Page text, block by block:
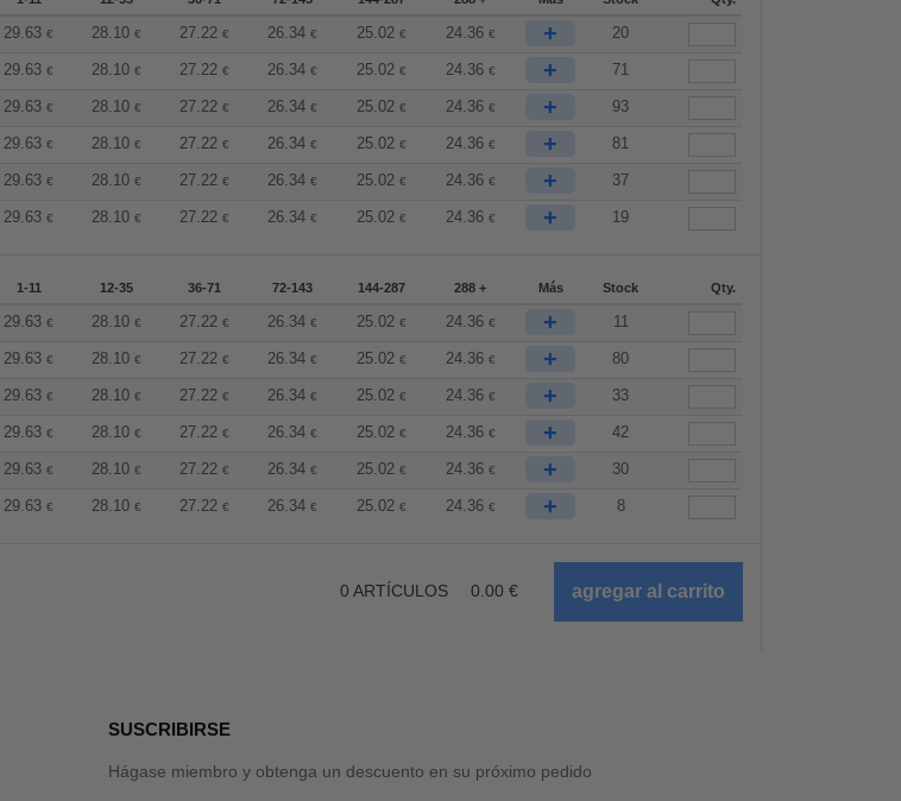
29.63€ 28.10€ 27.22€ 26.34€ 25.02 € 24.36 € + 20
29.63€ 28.10€ 27.22€ 26.34€ 25.02 € 24.36 € + 71
29.63€ 28.10€ 27.22€ 26.34€ 25.02 € 24.36 € + 93
29.63€ 28.10€ 27.22€ 26.34€ 25.02 € 24.36 € + 81
29.63€ 28.10€ 27.22€ 26.34€ 25.02 € 24.36 € + 37
29.63€ 28.10€ 27.22€ 26.34€ 25.02 € 24.36 € + 19
1-11 12-35 36-71 72-143 144-287 288 + Más Stock Qty.
29.63€ 28.10€ 27.22€ 26.34€ 25.02 € 24.36 € + 11
29.63€ 28.10€ 27.22€ 26.34€ 25.02 € 24.36 € + 80
29.63€ 28.10€ 27.22€ 26.34€ 25.02 € 24.36 € + 33
29.63€ 28.10€ 27.22€ 26.34€ 25.02 € 24.36 € + 42
29.63€ 28.10€ 27.22€ 26.34€ 25.02 € 24.36 € + 30
29.63€ 28.10€ 27.22€ 26.34€ 25.02 € 24.36 € + 8
0 ARTÍCULOS 0.00 €
SUSCRIBIRSE
Hágase miembro y obtenga un descuento en su próximo pedido